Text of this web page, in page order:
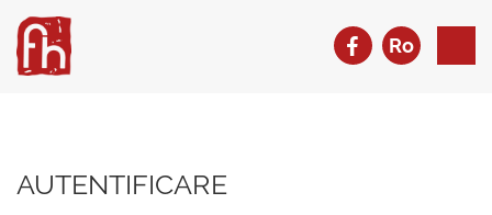
Ro
AUTENTIFICARE